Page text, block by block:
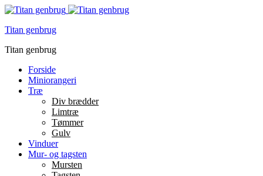
Titan genbrug
Titan genbrug
Forside
Miniorangeri
Træ
Div brædder
Limtræ
Tømmer
Gulv
Vinduer
Mur- og tagsten
Mursten